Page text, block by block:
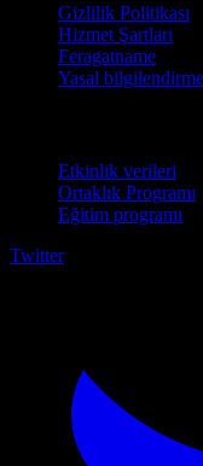
Gizlilik Politikası
Hizmet Şartları
Feragatname
Yasal bilgilendirme
Etkinlik verileri
Ortaklık Programı
Eğitim programı
Twitter